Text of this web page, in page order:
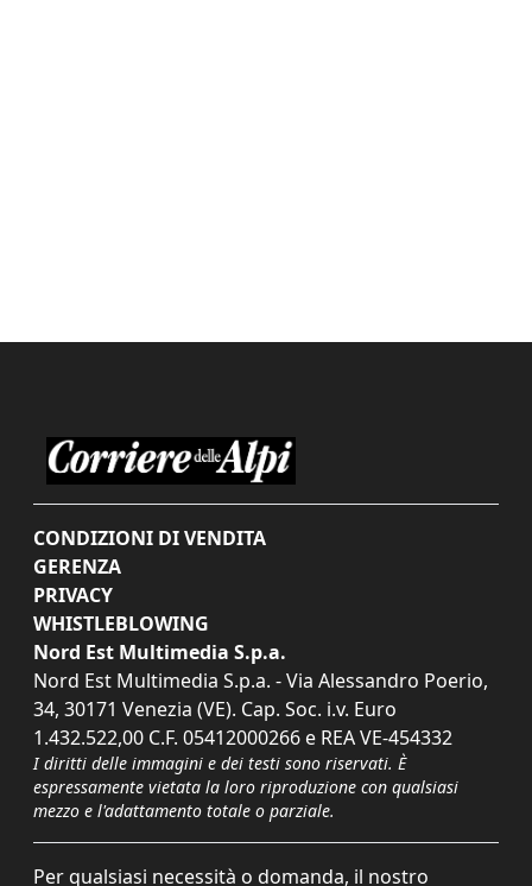
CONDIZIONI DI VENDITA
GERENZA
PRIVACY
WHISTLEBLOWING
Nord Est Multimedia S.p.a.
Nord Est Multimedia S.p.a. - Via Alessandro Poerio,
34, 30171 Venezia (VE). Cap. Soc. i.v. Euro
1.432.522,00 C.F. 05412000266 e REA VE-454332
I diritti delle immagini e dei testi sono riservati. È
espressamente vietata la loro riproduzione con qualsiasi
mezzo e l'adattamento totale o parziale.
Per qualsiasi necessità o domanda, il nostro